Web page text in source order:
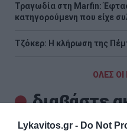
Lykavitos.gr - Do Not
Τραγωδία στη Marfin:
κατηγορούμενη που είχε
Τζόκερ: Η κλήρωση της
ΟΛΕΣ ΟΙ
διαβάστε